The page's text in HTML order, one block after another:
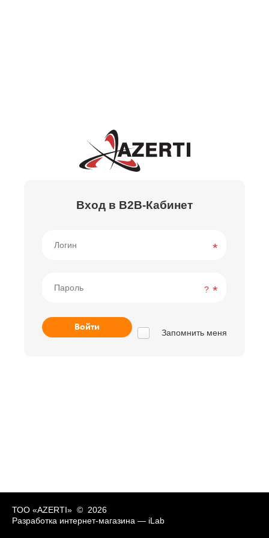
Вход в B2B-Кабинет
?
Запомнить меня
ТОО «AZERTI» © 2026
Разработка интернет-магазина — iLab